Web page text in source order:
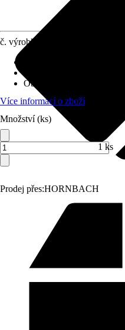
Prodej přes:HORNBACH
č. výrobku
Oblast použití
Více informací o zboží
Množství (ks)
1 ks